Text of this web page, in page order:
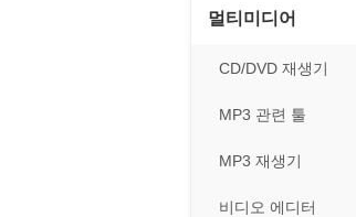
게임 관련 툴
롤플레잉/어드벤처
보드/퍼즐/카지노
스포츠/레이싱
아케이드/액션
멀티미디어
CD/DVD 재생기
MP3 관련 툴
MP3 재생기
비디오 에디터